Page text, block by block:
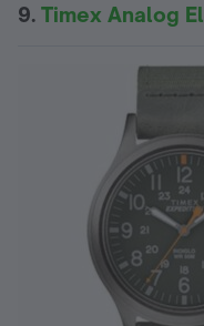
9. Timex Analog